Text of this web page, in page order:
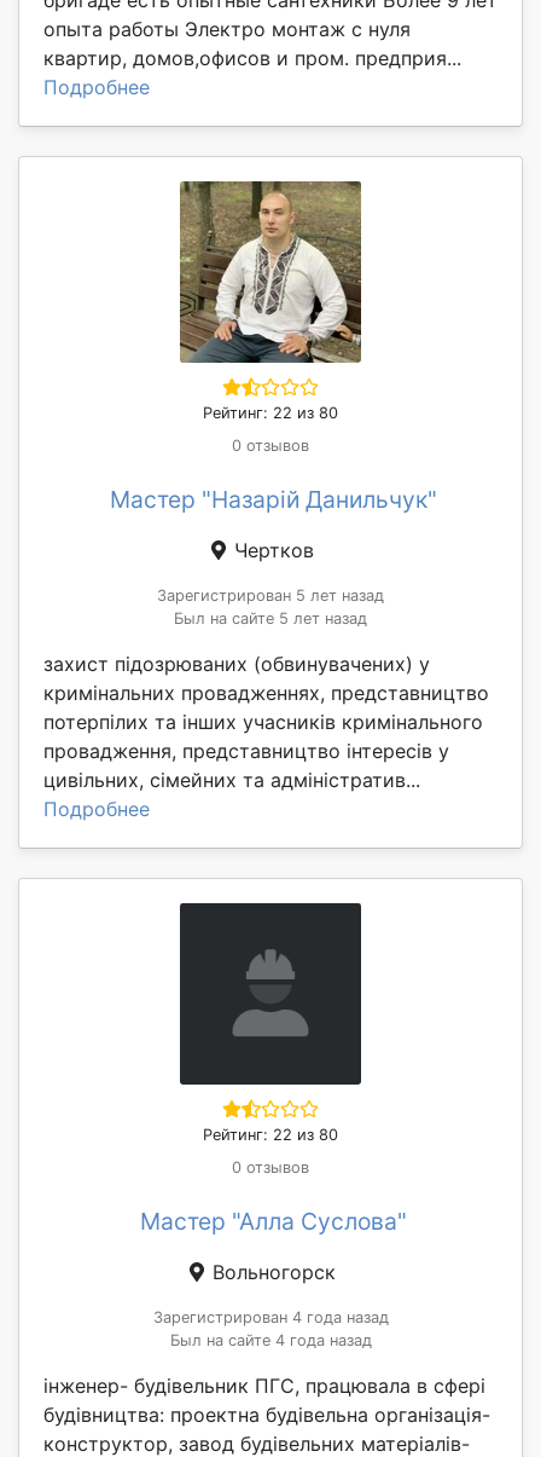
опыта работы Электро монтаж с нуля
квартир, домов,офисов и пром. предприя...
Подробнее
Рейтинг: 22 из 80
0 отзывов
Мастер "Назарій Данильчук"
Чертков
Зарегистрирован 5 лет назад
Был на сайте 5 лет назад
захист підозрюваних (обвинувачених) у
кримінальних провадженнях, представництво
потерпілих та інших учасників кримінального
провадження, представництво інтересів у
цивільних, сімейних та адміністратив...
Подробнее
Рейтинг: 22 из 80
0 отзывов
Мастер "Алла Суслова"
Вольногорск
Зарегистрирован 4 года назад
Был на сайте 4 года назад
інженер- будівельник ПГС, працювала в сфері
будівництва: проектна будівельна організація-
конструктор, завод будівельних матеріалів-